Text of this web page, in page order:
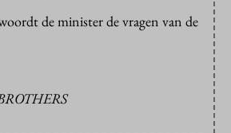
de minister de vragen van de